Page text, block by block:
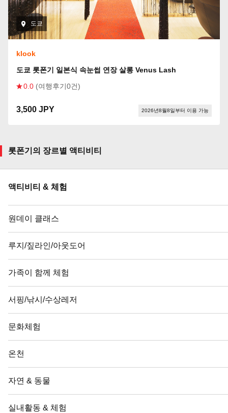
도쿄
klook
도쿄 롯폰기 일본식 속눈썹 연장 살롱 Venus Lash
0.0 (여행후기0건)
3,500 JPY 2026년8월8일부터 이용 가능
롯폰기의 장르별 액티비티
액티비티 & 체험
원데이 클래스
루지/짚라인/아웃도어
가족이 함께 체험
서핑/낚시/수상레저
문화체험
온천
자연 & 동물
실내활동 & 체험